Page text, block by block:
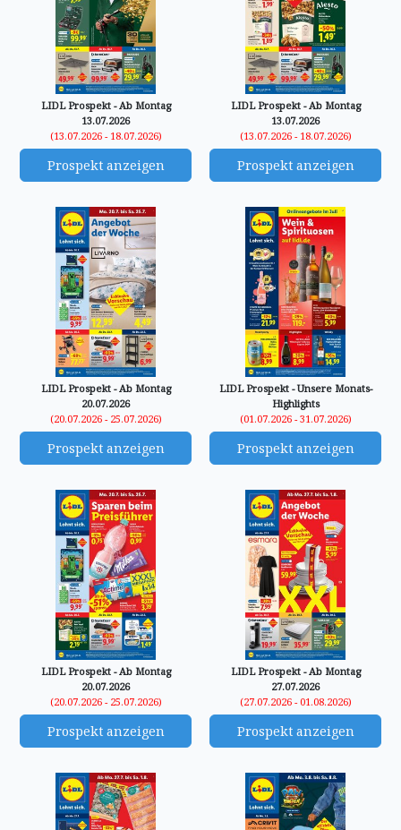
LIDL Prospekt - Ab Montag
13.07.2026
(13.07.2026 - 18.07.2026)
Prospekt anzeigen
LIDL Prospekt - Ab Montag
13.07.2026
(13.07.2026 - 18.07.2026)
Prospekt anzeigen
LIDL Prospekt - Ab Montag
20.07.2026
(20.07.2026 - 25.07.2026)
Prospekt anzeigen
LIDL Prospekt - Unsere Monats-
Highlights
(01.07.2026 - 31.07.2026)
Prospekt anzeigen
LIDL Prospekt - Ab Montag
20.07.2026
(20.07.2026 - 25.07.2026)
Prospekt anzeigen
LIDL Prospekt - Ab Montag
27.07.2026
(27.07.2026 - 01.08.2026)
Prospekt anzeigen